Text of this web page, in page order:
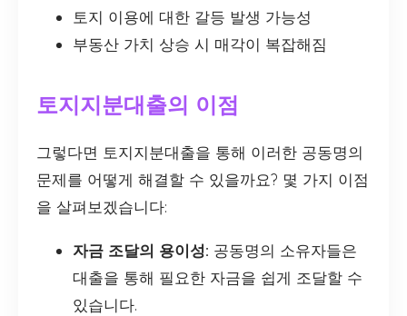
토지 이용에 대한 갈등 발생 가능성
부동산 가치 상승 시 매각이 복잡해짐
토지지분대출의 이점
그렇다면 토지지분대출을 통해 이러한 공동명의
문제를 어떻게 해결할 수 있을까요? 몇 가지 이점
을 살펴보겠습니다:
자금 조달의 용이성: 공동명의 소유자들은
대출을 통해 필요한 자금을 쉽게 조달할 수
있습니다.